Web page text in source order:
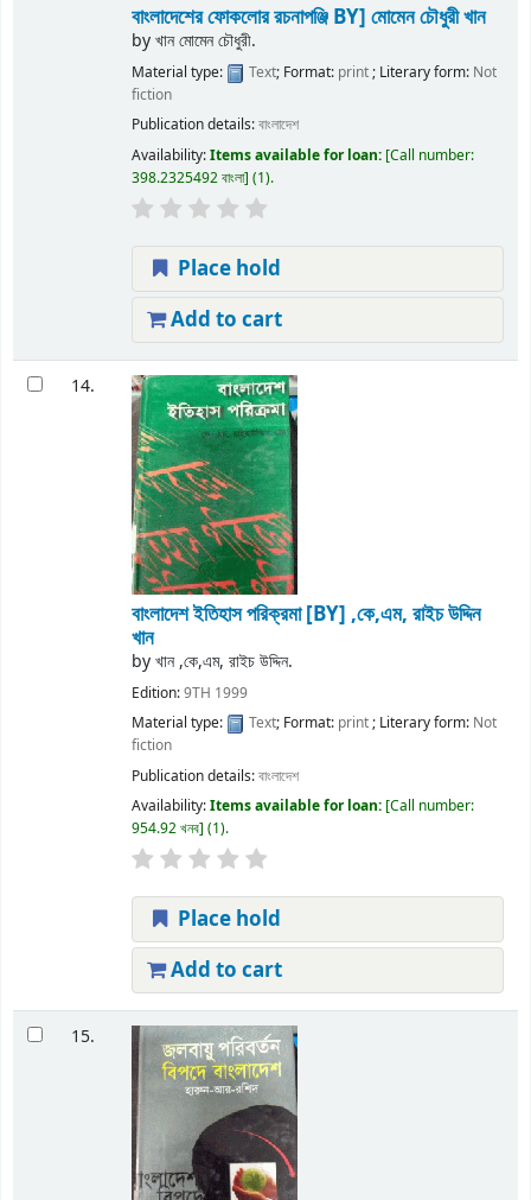
বাংলাদেশের ফোকলোর রচনাপঞ্জি BY] মোমেন চৌধুরী খান
byখান মোমেন চৌধুরী.
Material type: Text; Format: print; Literary form: Not
fiction
Publication details:বাংলাদেশ
Availability:Items available for loan: Call number:
398.2325492 বাংলা (1).
Place hold
Add to cart
14.
বাংলাদেশ ইতিহাস পরিক্রমা[BY] ,কে,এম, রাইচ উদ্দিন
খান
byখান ,কে,এম, রাইচ উদ্দিন.
Edition:9TH 1999
Material type:
Text; Format: print; Literary form: Not
fiction
Publication details:বাংলাদেশ
Availability:Items available for loan: Call number:
954.92 খনব (1).
Place hold
Add to cart
15.